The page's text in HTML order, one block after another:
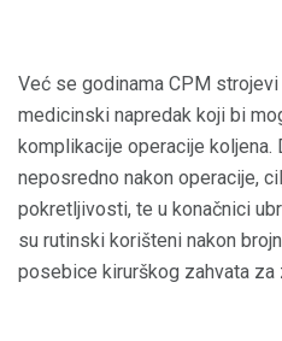
Već se godinama CPM strojevi
medicinski napredak koji bi
komplikacije operacije koljena.
neposredno nakon operacije,
pokretljivosti, te u konačnici
su rutinski korišteni nakon
posebice kirurškog zahvata za